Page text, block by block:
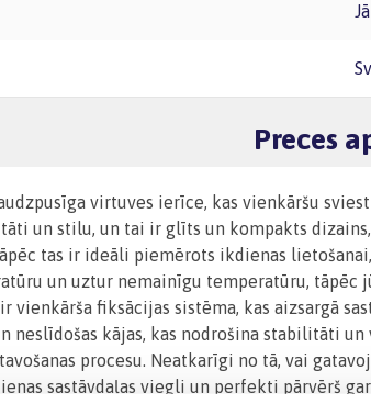
Jā
Preces
virtuves ierīce, kas vienkāršu
un stilu, un tai ir glīts un kompakts
tas ir ideāli piemērots ikdienas
un uztur nemainīgu temperatūru,
fiksācijas sistēma, kas aizsargā
neslīdošas kājas, kas nodrošina stabilitāti
procesu. Neatkarīgi no tā, vai
sastāvdaļas viegli un perfekti pārvērš